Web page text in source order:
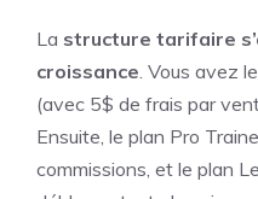
La structure tarifaire
croissance . Vous avez
(avec 5$ de frais par
Ensuite, le plan Pro
commissions, et le plan